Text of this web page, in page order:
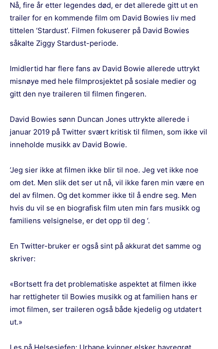
Nå, fire år etter legendes død, er det allerede gitt ut en
trailer for en kommende film om David Bowies liv med
tittelen ‘Stardust’. Filmen fokuserer på David Bowies
såkalte Ziggy Stardust-periode.
Imidlertid har flere fans av David Bowie allerede uttrykt
misnøye med hele filmprosjektet på sosiale medier og
gitt den nye traileren til filmen fingeren.
David Bowies sønn Duncan Jones uttrykte allerede i
januar 2019 på Twitter svært kritisk til filmen, som ikke vil
inneholde musikk av David Bowie.
‘Jeg sier ikke at filmen ikke blir til noe. Jeg vet ikke noe
om det. Men slik det ser ut nå, vil ikke faren min være en
del av filmen. Og det kommer ikke til å endre seg. Men
hvis du vil se en biografisk film uten min fars musikk og
familiens velsignelse, er det opp til deg ‘.
En Twitter-bruker er også sint på akkurat det samme og
skriver:
«Bortsett fra det problematiske aspektet at filmen ikke
har rettigheter til Bowies musikk og at familien hans er
imot filmen, ser traileren også både kjedelig og utdatert
ut.»